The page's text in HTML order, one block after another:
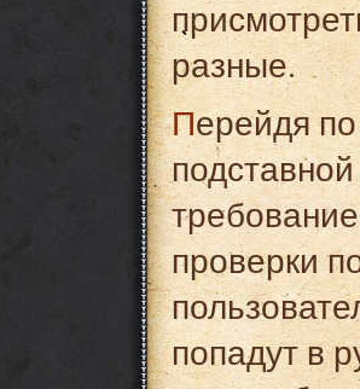
разные.
Перейдя по этой ссылке, пользователь попадает на
проверки
попадут в